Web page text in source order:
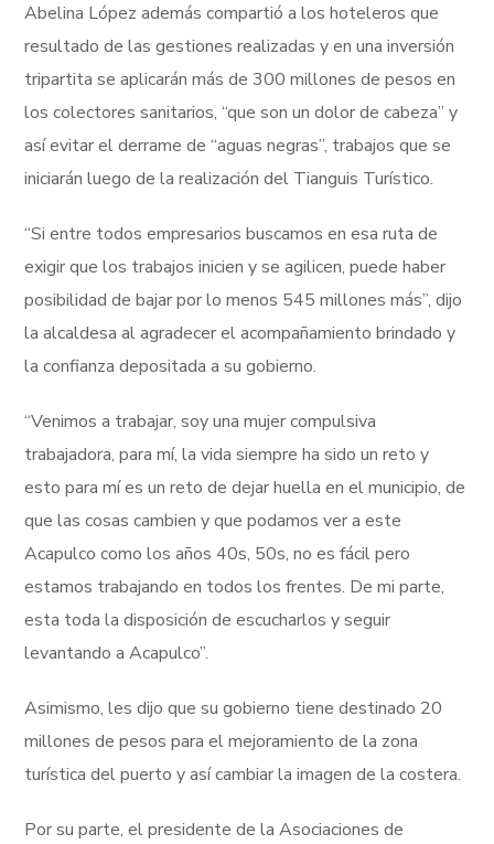
Abelina López además compartió a los hoteleros que
resultado de las gestiones realizadas y en una inversión
tripartita se aplicarán más de 300 millones de pesos en
los colectores sanitarios, “que son un dolor de cabeza” y
así evitar el derrame de “aguas negras”, trabajos que se
iniciarán luego de la realización del Tianguis Turístico.
“Si entre todos empresarios buscamos en esa ruta de
exigir que los trabajos inicien y se agilicen, puede haber
posibilidad de bajar por lo menos 545 millones más”, dijo
la alcaldesa al agradecer el acompañamiento brindado y
la confianza depositada a su gobierno.
“Venimos a trabajar, soy una mujer compulsiva
trabajadora, para mí, la vida siempre ha sido un reto y
esto para mí es un reto de dejar huella en el municipio, de
que las cosas cambien y que podamos ver a este
Acapulco como los años 40s, 50s, no es fácil pero
estamos trabajando en todos los frentes. De mi parte,
esta toda la disposición de escucharlos y seguir
levantando a Acapulco”.
Asimismo, les dijo que su gobierno tiene destinado 20
millones de pesos para el mejoramiento de la zona
turística del puerto y así cambiar la imagen de la costera.
Por su parte, el presidente de la Asociaciones de